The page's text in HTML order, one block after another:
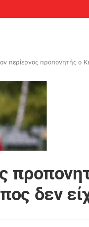
περίεργος προπονητής ο
δεν